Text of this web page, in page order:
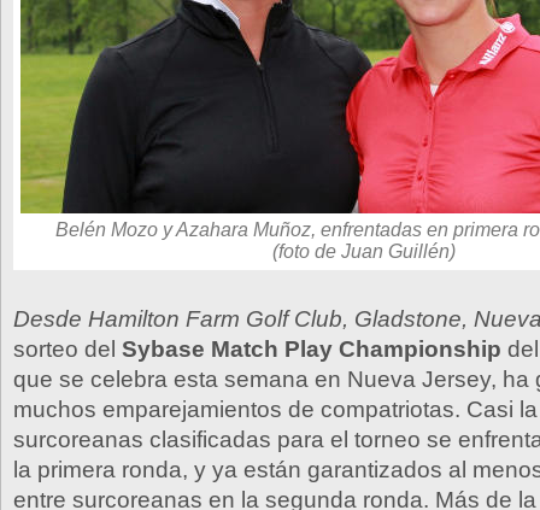
Belén Mozo y Azahara Muñoz, enfrentadas en primera
(foto de Juan Guillén)
Desde Hamilton Farm Golf Club, Gladstone,
sorteo del Sybase Match Play Championship
que se celebra esta semana en Nueva Jersey, ha
muchos emparejamientos de compatriotas. Casi
surcoreanas clasificadas para el torneo se
la primera ronda, y ya están garantizados al
entre surcoreanas en la segunda ronda. Más de